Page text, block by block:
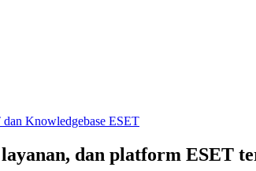
Knowledgebase ESET
dan platform ESET